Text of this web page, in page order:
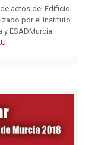
actos del Edificio
por el Instituto
y ESADMurcia.